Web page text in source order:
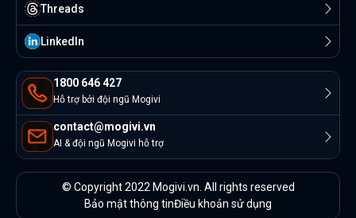
1800 646 427
Hỗ trợ bởi đội ngũ Mogivi
contact@mogivi.vn
AI & đội ngũ Mogivi hỗ trợ
Threads
Linkedln
© Copyright 2022 Mogivi.vn. All rights reserved
Bảo mật thông tinĐiều khoản sử dụng